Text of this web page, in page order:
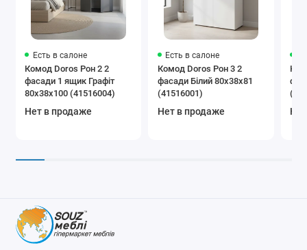
Есть в салоне
Комод Doros Рон 2 2
фасади 1 ящик Графіт
80х38х100 (41516004)
Нет в продаже
Есть в салоне
Комод Doros Рон 3 2
фасади Білий 80х38х81
(41516001)
Нет в продаже